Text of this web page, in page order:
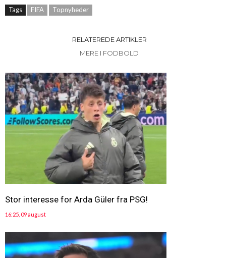
Tags FIFA Topnyheder
RELATEREDE ARTIKLER
MERE I FODBOLD
Stor interesse for Arda Güler fra PSG!
16:25, 09 august